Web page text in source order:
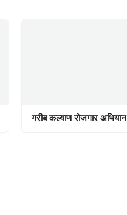
गरीब कल्याण रोजगार अभियान